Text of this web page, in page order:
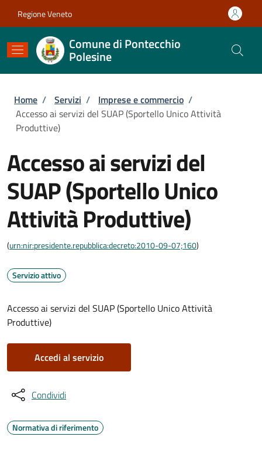
Regione Veneto
Comune di Pontecchio
Polesine
Briciole di pane
Home / Servizi / Imprese e commercio /
Accesso ai servizi del SUAP (Sportello Unico Attività
Produttive)
Accesso ai servizi del
SUAP (Sportello Unico
Attività Produttive)
(urn:nir:presidente.repubblica:decreto:2010-09-07;160)
Servizio attivo
Accesso ai servizi del SUAP (Sportello Unico Attività
Produttive)
Accedi al servizio
Condividi
Normativa di riferimento